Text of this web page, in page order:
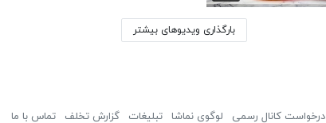
بارگذاری ویدیوهای بیشتر
درخواست کانال رسمی لوگوی نماشا تبلیغات گزارش تخلف تماس با ما